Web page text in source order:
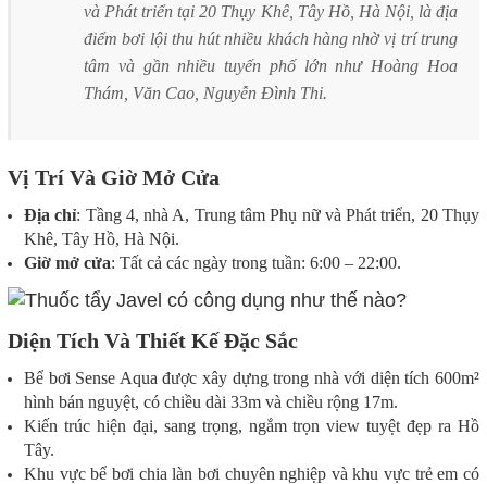
và Phát triển tại 20 Thụy Khê, Tây Hồ, Hà Nội, là địa
điểm bơi lội thu hút nhiều khách hàng nhờ vị trí trung
tâm và gần nhiều tuyến phố lớn như Hoàng Hoa
Thám, Văn Cao, Nguyễn Đình Thi.
Vị Trí Và Giờ Mở Cửa
Địa chỉ: Tầng 4, nhà A, Trung tâm Phụ nữ và Phát triển, 20 Thụy
Khê, Tây Hồ, Hà Nội.
Giờ mở cửa: Tất cả các ngày trong tuần: 6:00 – 22:00.
Diện Tích Và Thiết Kế Đặc Sắc
Bể bơi Sense Aqua được xây dựng trong nhà với diện tích 600m²
hình bán nguyệt, có chiều dài 33m và chiều rộng 17m.
Kiến trúc hiện đại, sang trọng, ngắm trọn view tuyệt đẹp ra Hồ
Tây.
Khu vực bể bơi chia làn bơi chuyên nghiệp và khu vực trẻ em có